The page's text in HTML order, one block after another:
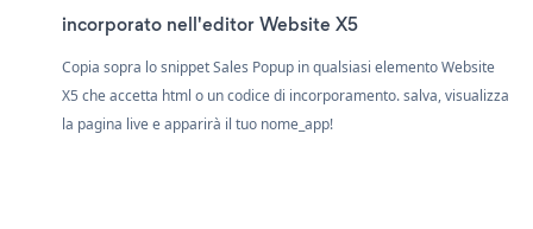
incorporato nell'editor Website X5
Copia sopra lo snippet Sales Popup in qualsiasi elemento Website
X5 che accetta html o un codice di incorporamento. salva, visualizza
la pagina live e apparirà il tuo nome_app!